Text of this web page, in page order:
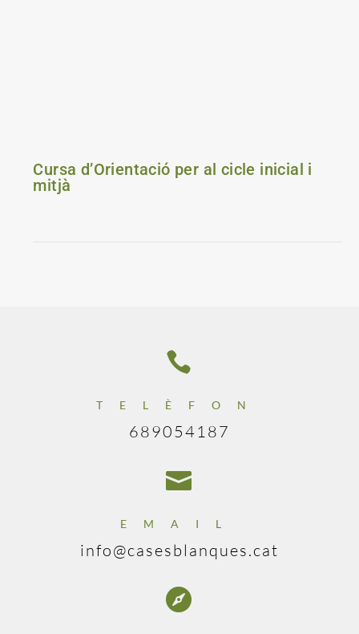
Cursa d’Orientació per al cicle inicial i
mitjà

TELÈFON
689054187

EMAIL
info@casesblanques.cat
